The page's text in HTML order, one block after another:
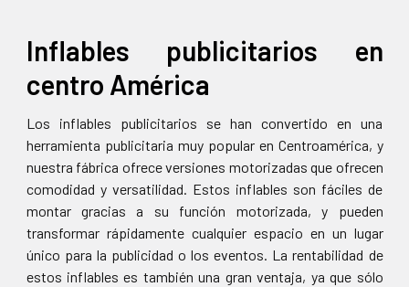
Inflables publicitarios en
centro América
Los inflables publicitarios se han convertido en una
herramienta publicitaria muy popular en Centroamérica, y
nuestra fábrica ofrece versiones motorizadas que ofrecen
comodidad y versatilidad. Estos inflables son fáciles de
montar gracias a su función motorizada, y pueden
transformar rápidamente cualquier espacio en un lugar
único para la publicidad o los eventos. La rentabilidad de
estos inflables es también una gran ventaja, ya que sólo